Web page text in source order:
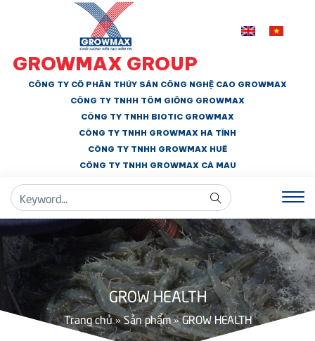
GROWMAX GROUP
CÔNG TY CỔ PHẦN THỦY SẢN CÔNG NGHỆ CAO GROWMAX
CÔNG TY TNHH TÔM GIỐNG GROWMAX
CÔNG TY TNHH BIOTIC GROWMAX
CÔNG TY TNHH GROWMAX HÀ TĨNH
CÔNG TY TNHH GROWMAX HUẾ
CÔNG TY TNHH GROWMAX CÀ MAU
GROW HEALTH
Trang chủ»Sản phẩm»GROW HEALTH